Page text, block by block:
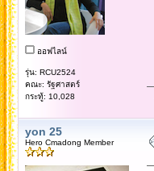
ออฟไลน์
รุ่น: RCU2524
คณะ: รัฐศาสตร์
กระทู้: 10,028
yon 25
Hero Cmadong Member